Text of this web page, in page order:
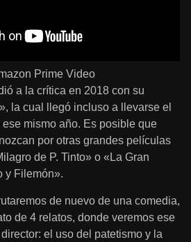
Prime Video
a la crítica en 2018 con su
la cual llegó incluso a llevarse el
mismo año. Es posible que
por otras grandes películas
de P. Tinto» o «La Gran
y Filemón».
de nuevo de una comedia,
de 4 relatos, donde veremos ese
el uso del patetismo y la